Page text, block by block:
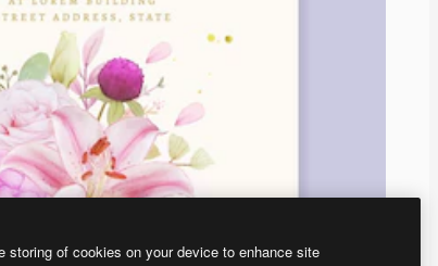
storing of cookies on your device to enhance site